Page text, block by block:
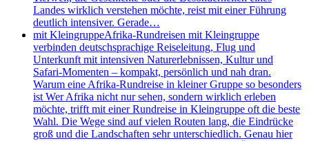
Landes wirklich verstehen möchte, reist mit einer Führung
deutlich intensiver. Gerade…
mit KleingruppeAfrika-Rundreisen mit Kleingruppe
verbinden deutschsprachige Reiseleitung, Flug und
Unterkunft mit intensiven Naturerlebnissen, Kultur und
Safari-Momenten – kompakt, persönlich und nah dran.
Warum eine Afrika-Rundreise in kleiner Gruppe so besonders
ist Wer Afrika nicht nur sehen, sondern wirklich erleben
möchte, trifft mit einer Rundreise in Kleingruppe oft die beste
Wahl. Die Wege sind auf vielen Routen lang, die Eindrücke
groß und die Landschaften sehr unterschiedlich. Genau hier